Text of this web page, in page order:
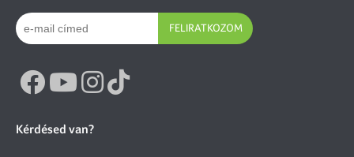
FELIRATKOZOM
Kérdésed van?